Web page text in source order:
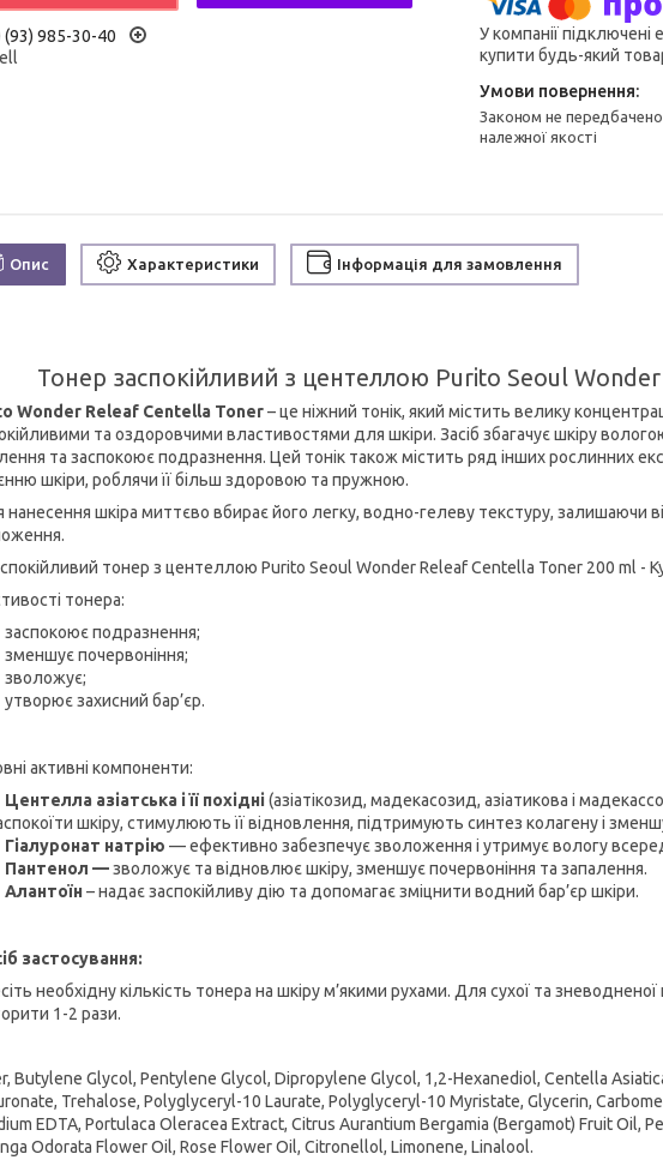
(93) 985-30-40
У компанії
купити будь-який
Законом не передбачено повернення та обмін даного товару
належної якості
Опис Характеристики Інформація для замовлення
Тонер заспокійливий з центеллою Purito Seoul
Wonder Releaf Centella Toner– це ніжний тонік, який містить велику
та оздоровчими властивостями для шкіри. Засіб збагачує шкіру
та заспокоює подразнення. Цей тонік також містить ряд інших рослинних
шкіри, роблячи її більш здоровою та пружною.
нанесення шкіра миттєво вбирає його легку, водно-гелеву текстуру, залишаючи
тонера:
заспокоює подразнення;
зменшує почервоніння;
зволожує;
утворює захисний бар’єр.
активні компоненти:
Центелла азіатська і її похідні (азіатікозид, мадекасозид, азіатикова і
шкіру, стимулюють її відновлення, підтримують синтез колагену і
Гіалуронат натрію — ефективно забезпечує зволоження і утримує вологу
Пантенол —зволожує та відновлює шкіру, зменшує почервоніння та запалення.
Алантоїн – надає заспокійливу дію та допомагає зміцнити водний бар’єр шкіри.
застосування:
необхідну кількість тонера на шкіру м’якими рухами. Для сухої та
1-2 рази.
Butylene Glycol, Pentylene Glycol, Dipropylene Glycol, 1,2-Hexanediol, Centella
Trehalose, Polyglyceryl-10 Laurate, Polyglyceryl-10 Myristate, Glycerin,
EDTA, Portulaca Oleracea Extract, Citrus Aurantium Bergamia (Bergamot) Fruit Oil,
Odorata Flower Oil, Rose Flower Oil, Citronellol, Limonene, Linalool.